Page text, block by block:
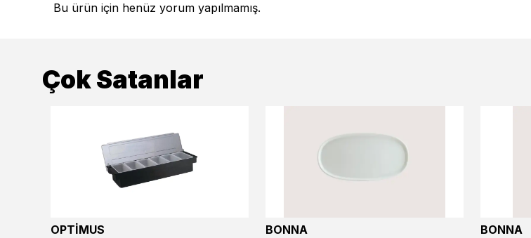
Bu ürün için henüz yorum yapılmamış.
Çok Satanlar
OPTİMUS BONNA BONNA